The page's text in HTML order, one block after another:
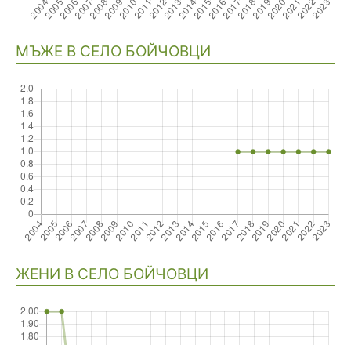
МЪЖЕ В СЕЛО БОЙЧОВЦИ
ЖЕНИ В СЕЛО БОЙЧОВЦИ